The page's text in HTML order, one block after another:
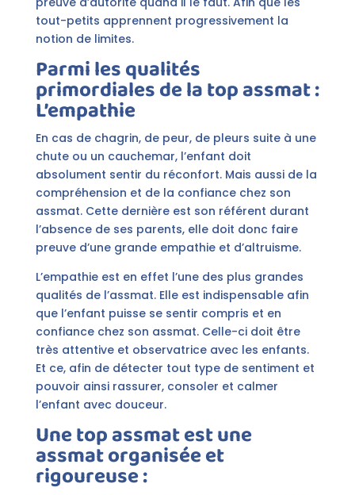
tout-petits apprennent progressivement la
notion de limites.
Parmi les qualités
primordiales de la top assmat :
L’empathie
En cas de chagrin, de peur, de pleurs suite à une
chute ou un cauchemar, l’enfant doit
absolument sentir du réconfort. Mais aussi de la
compréhension et de la confiance chez son
assmat. Cette dernière est son référent durant
l’absence de ses parents, elle doit donc faire
preuve d’une grande empathie et d’altruisme.
L’empathie est en effet l’une des plus grandes
qualités de l’assmat. Elle est indispensable afin
que l’enfant puisse se sentir compris et en
confiance chez son assmat. Celle-ci doit être
très attentive et observatrice avec les enfants.
Et ce, afin de détecter tout type de sentiment et
pouvoir ainsi rassurer, consoler et calmer
l’enfant avec douceur.
Une top assmat est une
assmat organisée et
rigoureuse :